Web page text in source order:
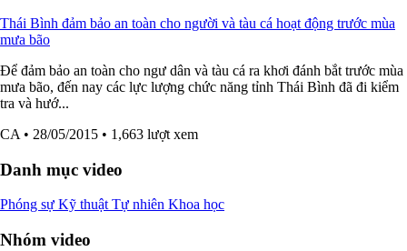
Thái Bình đảm bảo an toàn cho người và tàu cá hoạt động trước mùa
mưa bão
Để đảm bảo an toàn cho ngư dân và tàu cá ra khơi đánh bắt trước mùa
mưa bão, đến nay các lực lượng chức năng tỉnh Thái Bình đã đi kiểm
tra và hướ...
CA • 28/05/2015 • 1,663 lượt xem
Danh mục video
Phóng sự Kỹ thuật Tự nhiên Khoa học
Nhóm video